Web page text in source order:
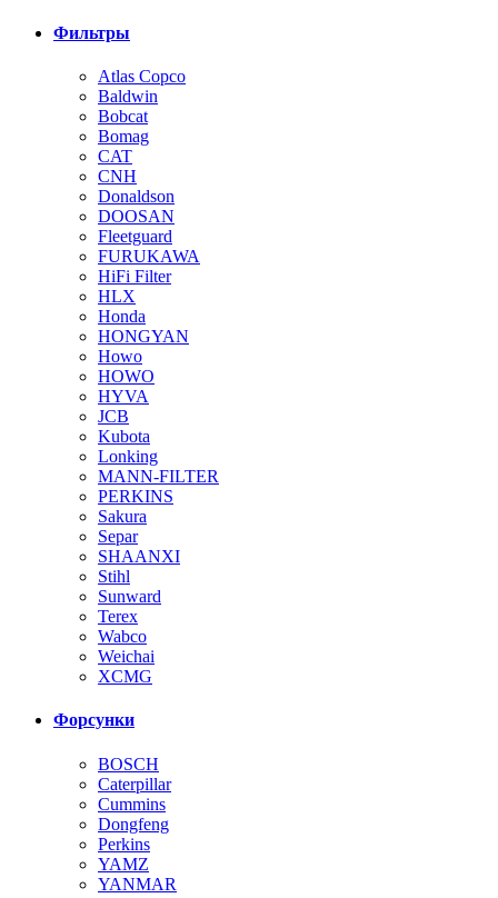
Фильтры
Atlas Copco
Baldwin
Bobcat
Bomag
CAT
CNH
Donaldson
DOOSAN
Fleetguard
FURUKAWA
HiFi Filter
HLX
Honda
HONGYAN
Howo
HOWO
HYVA
JCB
Kubota
Lonking
MANN-FILTER
PERKINS
Sakura
Separ
SHAANXI
Stihl
Sunward
Terex
Wabco
Weichai
XCMG
Форсунки
BOSCH
Caterpillar
Cummins
Dongfeng
Perkins
YAMZ
YANMAR